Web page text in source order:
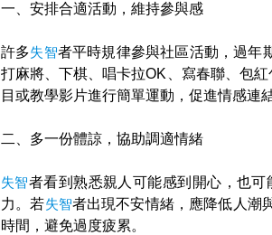
一、安排合適活動，維持參與感
許多失智者平時規律參與社區活動，過年
打麻將、下棋、唱卡拉OK、寫春聯、包
目或教學影片進行簡單運動，促進情感連
二、多一份體諒，協助調適情緒
失智者看到熟悉親人可能感到開心，也
力。若失智者出現不安情緒，應降低人潮
時間，避免過度疲累。